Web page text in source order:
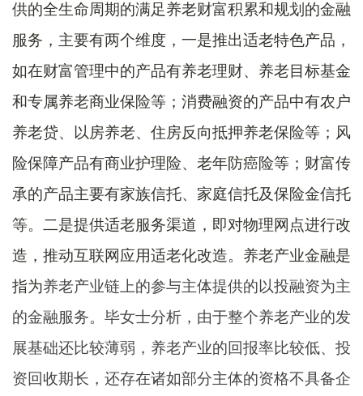
供的全生命周期的满足养老财富积累和规划的金融
服务，主要有两个维度，一是推出适老特色产品，
如在财富管理中的产品有养老理财、养老目标基金
和专属养老商业保险等；消费融资的产品中有农户
养老贷、以房养老、住房反向抵押养老保险等；风
险保障产品有商业护理险、老年防癌险等；财富传
承的产品主要有家族信托、家庭信托及保险金信托
等。二是提供适老服务渠道，即对物理网点进行改
造，推动互联网应用适老化改造。养老产业金融是
指为养老产业链上的参与主体提供的以投融资为主
的金融服务。毕女士分析，由于整个养老产业的发
展基础还比较薄弱，养老产业的回报率比较低、投
资回收期长，还存在诸如部分主体的资格不具备企